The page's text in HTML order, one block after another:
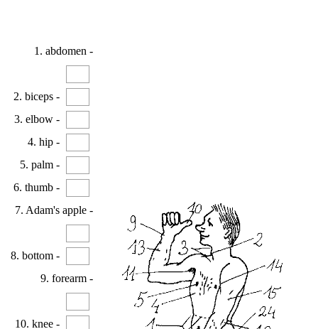
1. abdomen -
2. biceps -
3. elbow -
4. hip -
5. palm -
6. thumb -
7. Adam's apple -
8. bottom -
9. forearm -
10. knee -